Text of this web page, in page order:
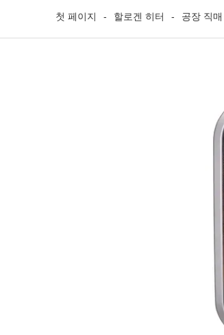
첫 페이지 - 할로겐 히터 - 공장 직